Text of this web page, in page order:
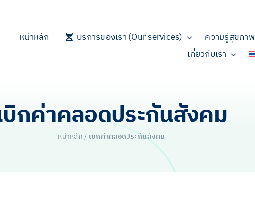
หน้าหลัก บริการของเรา (Our services)
ความรู้สุขภาพ
เกี่ยวกับเรา
บิกค่าคลอดประกันสังคม
หน้าหลัก/ เบิกค่าคลอดประกันสังคม